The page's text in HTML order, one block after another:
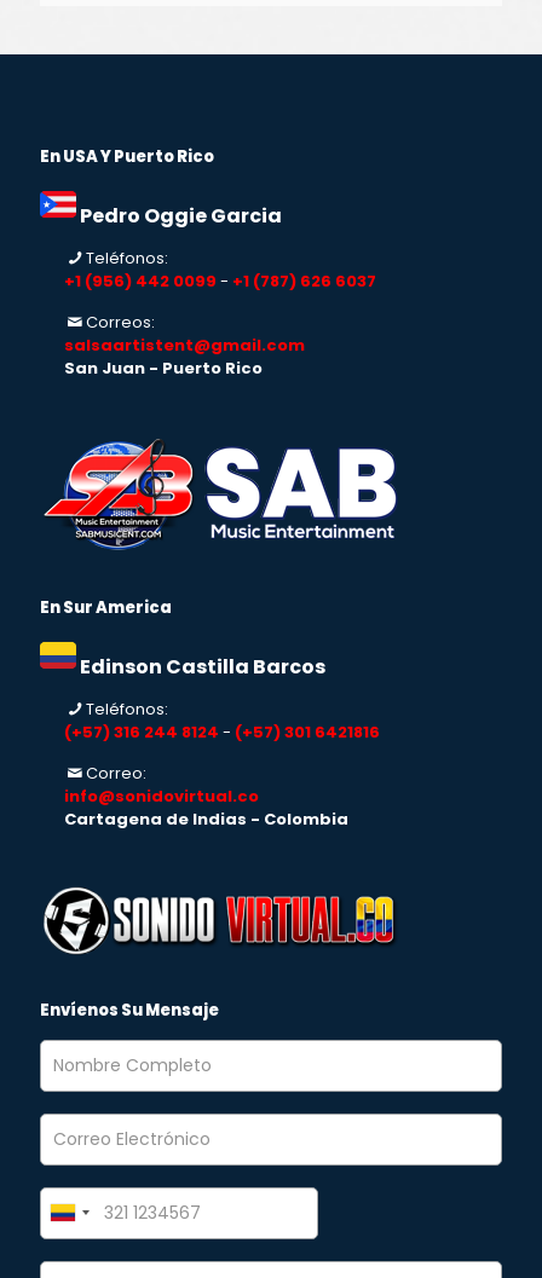
En USA Y Puerto Rico
Pedro Oggie Garcia
Teléfonos:
+1 (956) 442 0099 - +1 (787) 626 6037
Correos:
salsaartistent@gmail.com
San Juan - Puerto Rico
En Sur America
Edinson Castilla Barcos
Teléfonos:
(+57) 316 244 8124 - (+57) 301 6421816
Correo:
info@sonidovirtual.co
Cartagena de Indias - Colombia
Envíenos Su Mensaje